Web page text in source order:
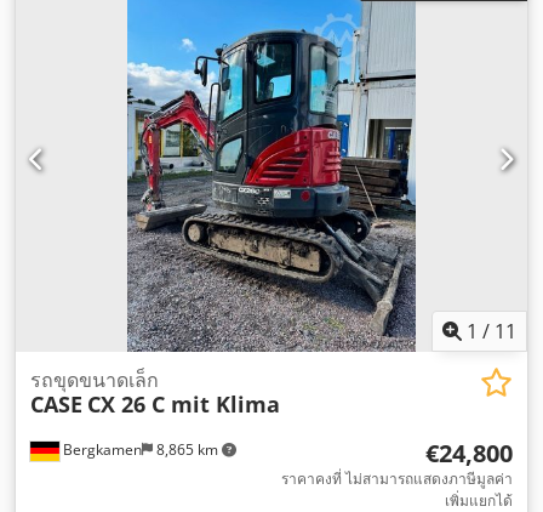
1 / 11
Bergkamen 8,865 km
รถขุดขนาดเล็ก
CASE CX 26 C mit Klima
€24,800
ราคาคงที่ ไม่สามารถแสดงภาษีมูลค่า
เพิ่มแยกได้